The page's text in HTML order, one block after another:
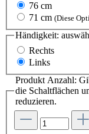
76 cm
71 cm (Diese
Händigkeit:
Rechts
Links
Produkt Anzahl:
die Schaltflächen
reduzieren.